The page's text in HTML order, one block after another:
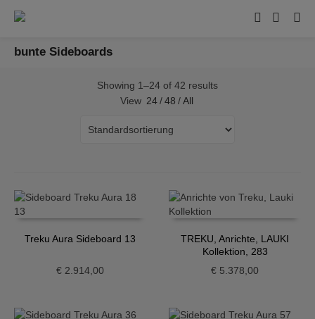
bunte Sideboards
Showing 1–24 of 42 results
View 24 / 48 / All
Treku Aura Sideboard 13
€2.914,00
TREKU, Anrichte, LAUKI
Kollektion, 283
€ 5.378,00